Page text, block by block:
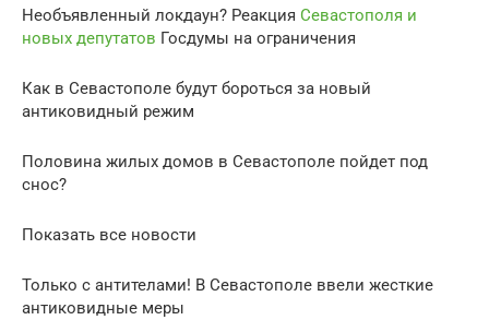
Необъявленный локдаун? Реакция Севастополя и
новых депутатов Госдумы на ограничения
Как в Севастополе будут бороться за новый
антиковидный режим
Половина жилых домов в Севастополе пойдет под
снос?
Показать все новости
Только с антителами! В Севастополе ввели жесткие
антиковидные меры